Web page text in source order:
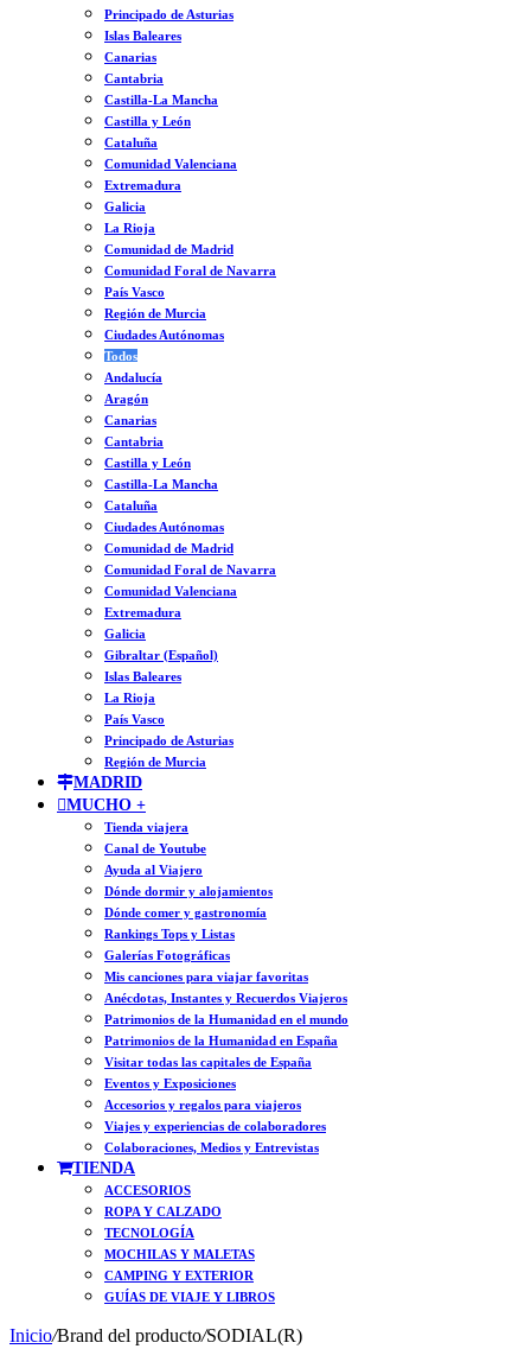
Principado de Asturias
Islas Baleares
Canarias
Cantabria
Castilla-La Mancha
Castilla y León
Cataluña
Comunidad Valenciana
Extremadura
Galicia
La Rioja
Comunidad de Madrid
Comunidad Foral de Navarra
País Vasco
Región de Murcia
Ciudades Autónomas
Todos
Andalucía
Aragón
Canarias
Cantabria
Castilla y León
Castilla-La Mancha
Cataluña
Ciudades Autónomas
Comunidad de Madrid
Comunidad Foral de Navarra
Comunidad Valenciana
Extremadura
Galicia
Gibraltar (Español)
Islas Baleares
La Rioja
País Vasco
Principado de Asturias
Región de Murcia
MADRID
MUCHO +
Tienda viajera
Canal de Youtube
Ayuda al Viajero
Dónde dormir y alojamientos
Dónde comer y gastronomía
Rankings Tops y Listas
Galerías Fotográficas
Mis canciones para viajar favoritas
Anécdotas, Instantes y Recuerdos Viajeros
Patrimonios de la Humanidad en el mundo
Patrimonios de la Humanidad en España
Visitar todas las capitales de España
Eventos y Exposiciones
Accesorios y regalos para viajeros
Viajes y experiencias de colaboradores
Colaboraciones, Medios y Entrevistas
TIENDA
ACCESORIOS
ROPA Y CALZADO
TECNOLOGÍA
MOCHILAS Y MALETAS
CAMPING Y EXTERIOR
GUÍAS DE VIAJE Y LIBROS
Inicio/Brand del producto/SODIAL(R)